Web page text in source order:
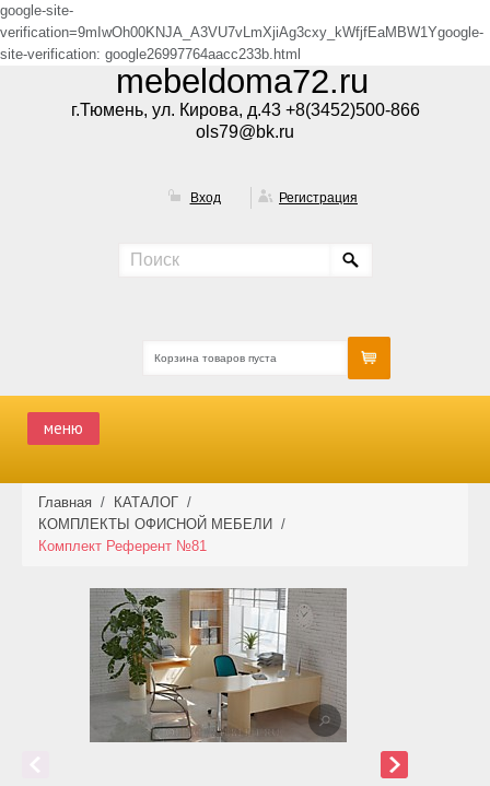
google-site-
verification=9mIwOh00KNJA_A3VU7vLmXjiAg3cxy_kWfjfEaMBW1Ygoogle-
site-verification: google26997764aacc233b.html
mebeldoma72.ru
г.Тюмень, ул. Кирова, д.43 +8(3452)500-866
ols79@bk.ru
Вход Регистрация
Корзина товаров пуста
меню
КАТАЛОГ
АКЦИИ
ФОТО РАБОТ
УСЛУГИ
Главная / КАТАЛОГ /
КОМПЛЕКТЫ ОФИСНОЙ МЕБЕЛИ /
Комплект Референт №81